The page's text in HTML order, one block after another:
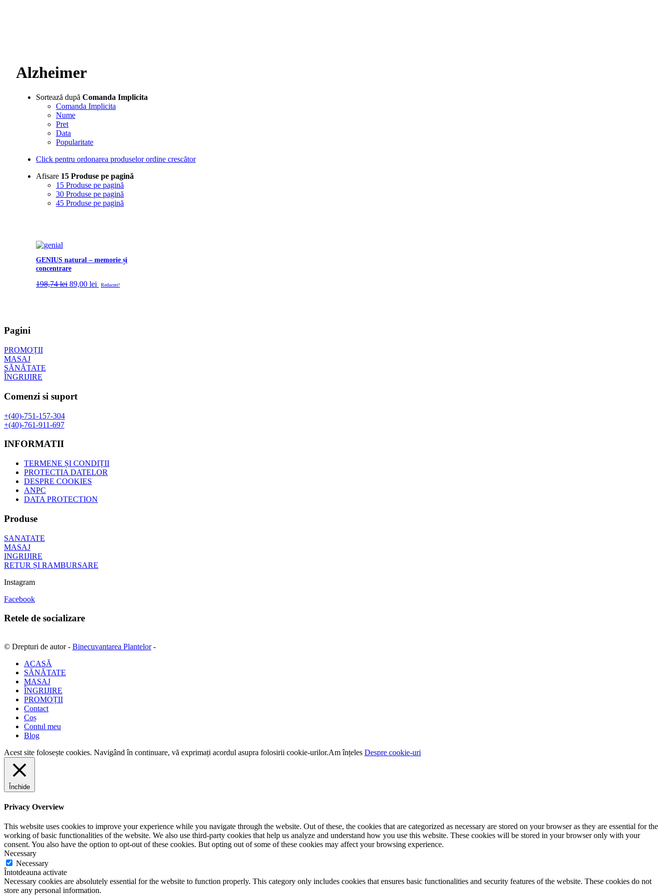
Alzheimer
Sortează după Comanda Implicita
Comanda Implicita
Nume
Pret
Data
Popularitate
Click pentru ordonarea produselor ordine crescător
Afisare 15 Produse pe pagină
15 Produse pe pagină
30 Produse pe pagină
45 Produse pe pagină
GENIUS natural – memorie și
concentrare
198,74lei Prețul
89,00 lei Prețul
Reduceri!
Pagini
PROMOȚII
MASAJ
SĂNĂTATE
ÎNGRIJIRE
Comenzi si suport
+(40)-751-157-304
+(40)-761-911-697
INFORMATII
TERMENE ȘI CONDIȚII
PROTECTIA DATELOR
DESPRE COOKIES
ANPC
DATA PROTECTION
Produse
SANATATE
MASAJ
INGRIJIRE
RETUR ȘI RAMBURSARE
Instagram
Facebook
Retele de socializare
© Drepturi de autor - Binecuvantarea Plantelor-
ACASĂ
SĂNĂTATE
MASAJ
ÎNGRIJIRE
PROMOȚII
Contact
Coș
Contul meu
Blog
Acest site folosește cookies. Navigând în continuare, vă exprimați acordul asupra folosirii cookie-urilor.Am înțeles Despre cookie-uri
Închide
Privacy Overview
This website uses cookies to improve your experience while you navigate through the website. Out of these, the cookies that are categorized as necessary are stored on your browser as they are essential for the
working of basic functionalities of the website. We also use third-party cookies that help us analyze and understand how you use this website. These cookies will be stored in your browser only with your
consent. You also have the option to opt-out of these cookies. But opting out of some of these cookies may affect your browsing experience.
Necessary
Necessary
Întotdeauna activate
Necessary cookies are absolutely essential for the website to function properly. This category only includes cookies that ensures basic functionalities and security features of the website. These cookies do not
store any personal information.